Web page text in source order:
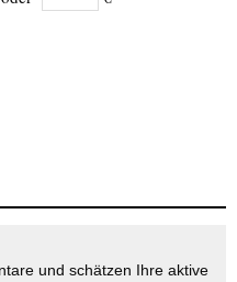
und schätzen Ihre aktive